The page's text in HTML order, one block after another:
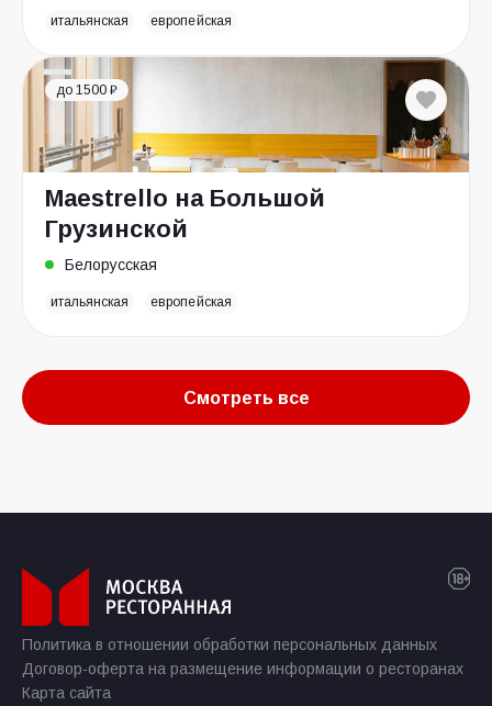
итальянская европейская
до 1500 ₽
Maestrello на Большой
Грузинской
Белорусская
итальянская европейская
Смотреть все
Политика в отношении обработки персональных данных
Договор-оферта на размещение информации о ресторанах
Карта сайта